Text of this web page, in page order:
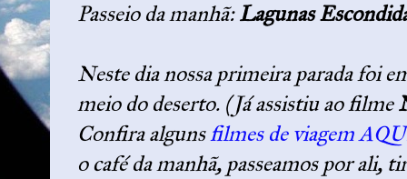
Passeio da manhã:Lagunas
Neste dia nossa primeira parada foi
meio do deserto. (Já assistiu ao filme
Confira algunsfilmes de viagem
o café da manhã, passeamos por ali,